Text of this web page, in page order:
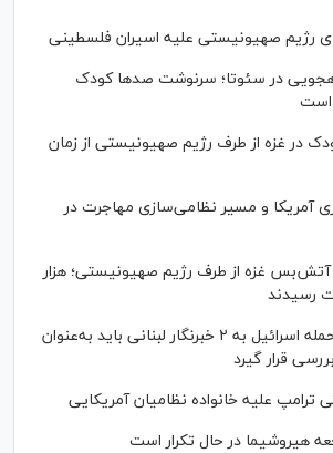
رژیم صهیونیستی علیه اسیران فلسطینی
در سئوتا؛ سرنوشت صدها کودک
است
۳۰۰ کودک در غزه از طرف رژیم صهیونیستی از زمان
آمریکا و مسیر نظامی‌سازی مهاجرت در
روزه آتش‌بس غزه از طرف رژیم صهیونیستی؛ هزار
عفو بین‌الملل: حمله اسرائیل به ۲ خبرنگار لبنانی باید به‌عنوان
قرار گیرد
ترامپ علیه خانواده نظامیان آمریکایی
هیروشیما در حال تکرار است